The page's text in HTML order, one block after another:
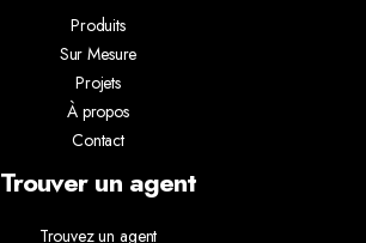
Produits
Sur Mesure
Projets
À propos
Contact
Trouver un agent
Trouvez un agent